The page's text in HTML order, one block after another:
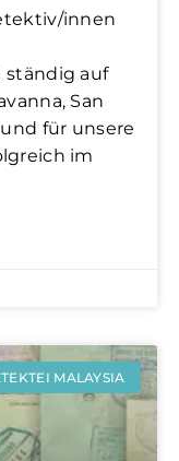
innen
ständig auf
San
für unsere
im
MALAYSIA